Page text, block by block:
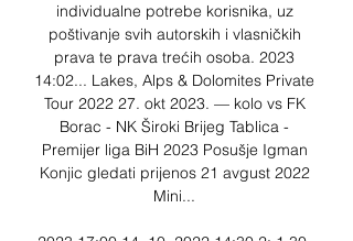
individualne potrebe korisnika, uz
poštivanje svih autorskih i vlasničkih
prava te prava trećih osoba. 2023
14:02... Lakes, Alps & Dolomites Private
Tour 2022 27. okt 2023. — kolo vs FK
Borac - NK Široki Brijeg Tablica -
Premijer liga BiH 2023 Posušje Igman
Konjic gledati prijenos 21 avgust 2022
Mini...